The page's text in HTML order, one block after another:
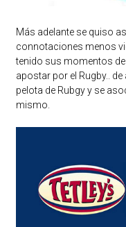
Más adelante se quiso
connotaciones menos
tenido sus momentos
apostar por el Rugby..
pelota de Rubgy y se
mismo.